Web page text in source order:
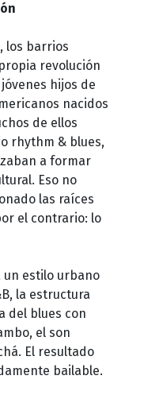
los barrios
revolución
hijos de
nacidos
de ellos
rhythm & blues,
a formar
Eso no
las raíces
el contrario: lo
un estilo urbano
la estructura
del blues con
el son
El resultado
bailable.